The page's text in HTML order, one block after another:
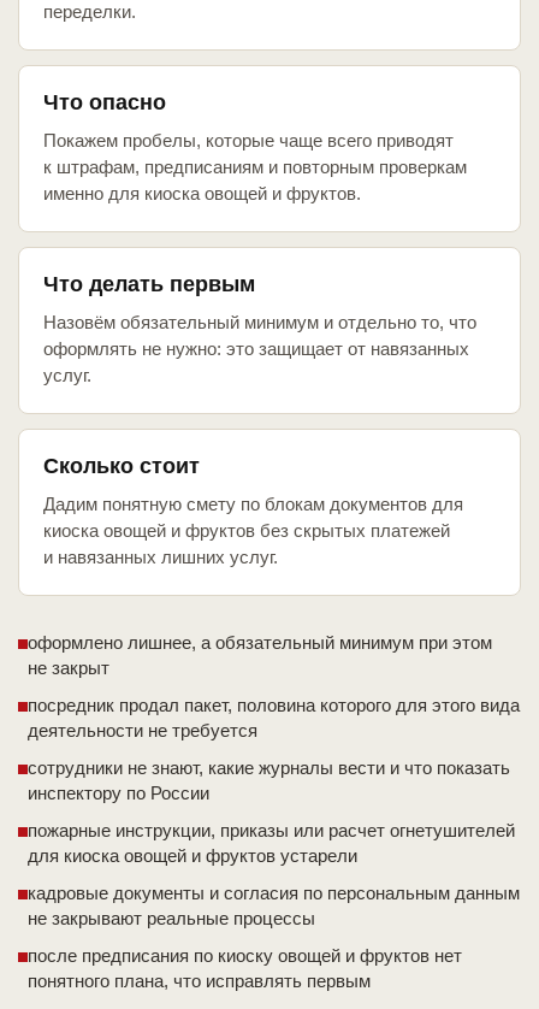
переделки.
Что опасно
Покажем пробелы, которые чаще всего приводят
к штрафам, предписаниям и повторным проверкам
именно для киоска овощей и фруктов.
Что делать первым
Назовём обязательный минимум и отдельно то, что
оформлять не нужно: это защищает от навязанных
услуг.
Сколько стоит
Дадим понятную смету по блокам документов для
киоска овощей и фруктов без скрытых платежей
и навязанных лишних услуг.
оформлено лишнее, а обязательный минимум при этом
не закрыт
посредник продал пакет, половина которого для этого вида
деятельности не требуется
сотрудники не знают, какие журналы вести и что показать
инспектору по России
пожарные инструкции, приказы или расчет огнетушителей
для киоска овощей и фруктов устарели
кадровые документы и согласия по персональным данным
не закрывают реальные процессы
после предписания по киоску овощей и фруктов нет
понятного плана, что исправлять первым